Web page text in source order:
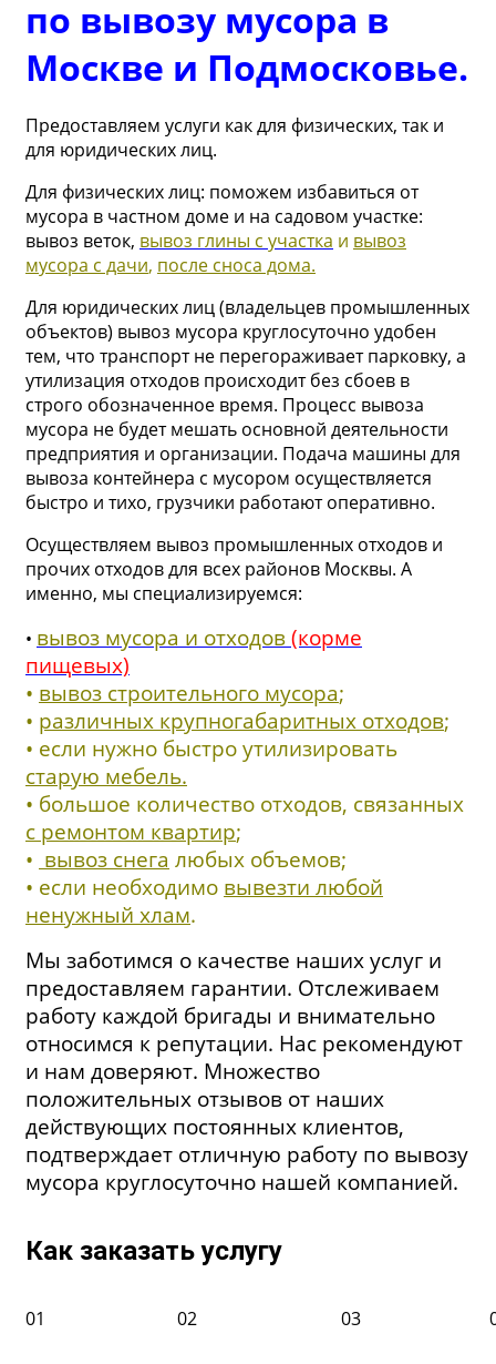
по вывозу мусора в
Москве и Подмосковье.
Предоставляем услуги как для физических, так и
для юридических лиц.
Для физических лиц: поможем избавиться от
мусора в частном доме и на садовом участке:
вывоз веток, вывоз глины с участка и вывоз
мусора с дачи, после сноса дома.
Для юридических лиц (владельцев промышленных
объектов) вывоз мусора круглосуточно удобен
тем, что транспорт не перегораживает парковку, а
утилизация отходов происходит без сбоев в
строго обозначенное время. Процесс вывоза
мусора не будет мешать основной деятельности
предприятия и организации. Подача машины для
вывоза контейнера с мусором осуществляется
быстро и тихо, грузчики работают оперативно.
Осуществляем вывоз промышленных отходов и
прочих отходов для всех районов Москвы. А
именно, мы специализируемся:
• вывоз мусора и отходов (корме
пищевых)
• вывоз строительного мусора;
• различных крупногабаритных отходов;
• если нужно быстро утилизировать
старую мебель.
• большое количество отходов, связанных
с ремонтом квартир;
• вывоз снега любых объемов;
• если необходимо вывезти любой
ненужный хлам.
Мы заботимся о качестве наших услуг и
предоставляем гарантии. Отслеживаем
работу каждой бригады и внимательно
относимся к репутации. Нас рекомендуют
и нам доверяют. Множество
положительных отзывов от наших
действующих постоянных клиентов,
подтверждает отличную работу по вывозу
мусора круглосуточно нашей компанией.
Как заказать услугу
01 02 03